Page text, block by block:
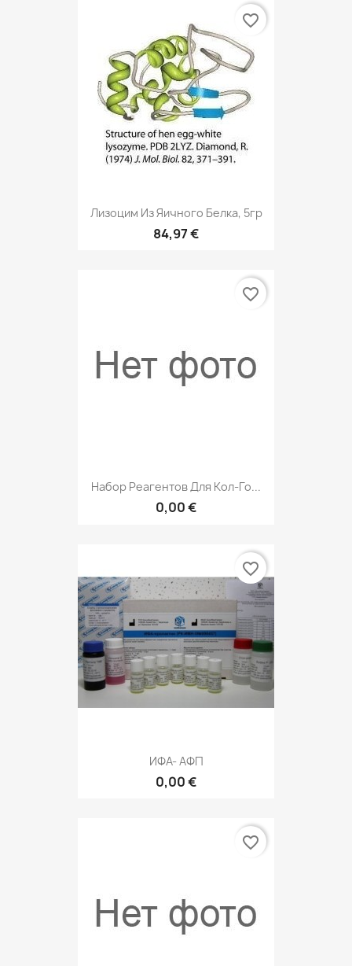
Лизоцим Из Яичного Белка, 5гр
84,97 €
favorite_border
Набор Реагентов Для Кол-Го...
0,00 €
favorite_border
ИФА- АФП
0,00 €
favorite_border
favorite_border